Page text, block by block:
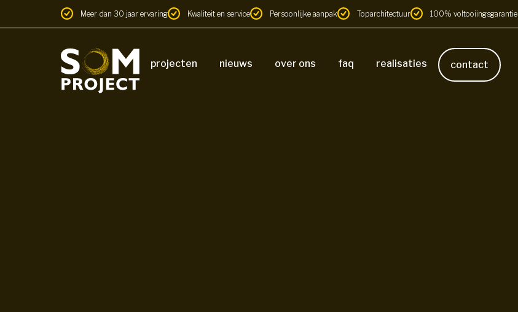
Meer dan 30 jaar ervaring Kwaliteit en service Persoonlijke aanpak Toparchitectuur 100% voltooiingsgarantie
projecten nieuws over ons faq realisaties contact